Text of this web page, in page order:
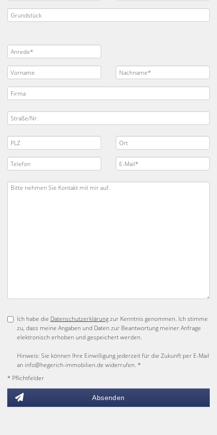
Ich habe die Datenschutzerklärungzur Kenntnis genommen. Ich stimme
zu, dass meine Angaben und Daten zur Beantwortung meiner Anfrage
elektronisch erhoben und gespeichert werden.
Hinweis: Sie können Ihre Einwilligung jederzeit für die Zukunft per E-Mail
an info@hegerich-immobilien.de widerrufen. *
* Pflichtfelder
Absenden